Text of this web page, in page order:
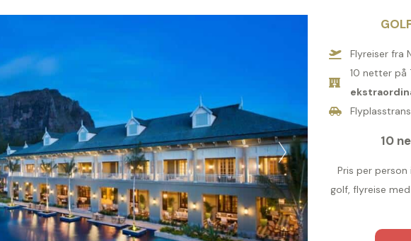
Flyreiser fra
10 netter på
10
Pris per
golf, flyreise